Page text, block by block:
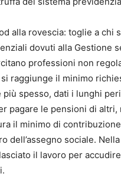
alla rovescia: toglie a chi
dovuti alla Gestione
professioni non
raggiunge il minimo
spesso, dati i lunghi
pagare le pensioni di altri,
il minimo di
dell’assegno sociale.
il lavoro per